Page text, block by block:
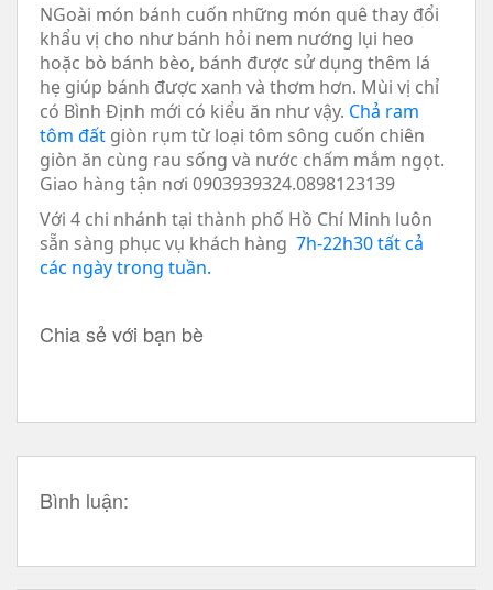
NGoài món bánh cuốn những món quê thay đổi
khẩu vị cho như bánh hỏi nem nướng lụi heo
hoặc bò bánh bèo, bánh được sử dụng thêm lá
hẹ giúp bánh được xanh và thơm hơn. Mùi vị chỉ
có Bình Định mới có kiểu ăn như vậy. Chả ram
tôm đất giòn rụm từ loại tôm sông cuốn chiên
giòn ăn cùng rau sống và nước chấm mắm ngọt.
Giao hàng tận nơi 0903939324.0898123139
Với 4 chi nhánh tại thành phố Hồ Chí Minh luôn
sẵn sàng phục vụ khách hàng 7h-22h30 tất cả
các ngày trong tuần.
Chia sẻ với bạn bè
Bình luận: